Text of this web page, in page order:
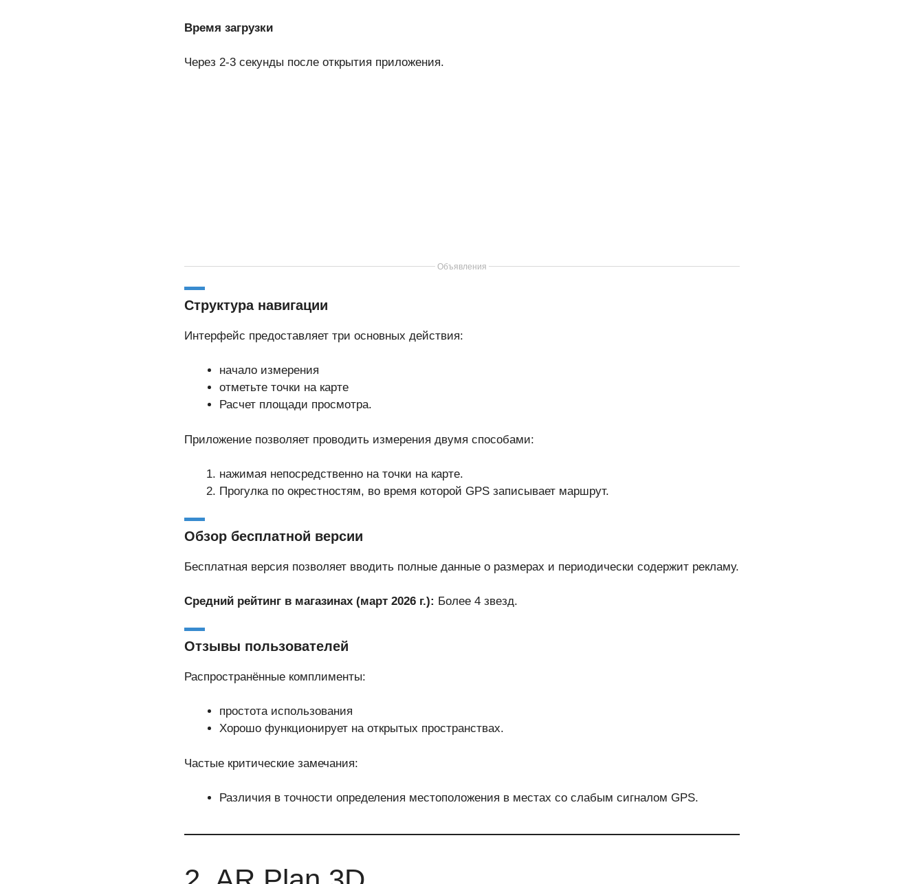
Время загрузки
Через 2-3 секунды после открытия приложения.
Объявления
Структура навигации
Интерфейс предоставляет три основных действия:
начало измерения
отметьте точки на карте
Расчет площади просмотра.
Приложение позволяет проводить измерения двумя способами:
нажимая непосредственно на точки на карте.
Прогулка по окрестностям, во время которой GPS записывает маршрут.
Обзор бесплатной версии
Бесплатная версия позволяет вводить полные данные о размерах и периодически содержит рекламу.
Средний рейтинг в магазинах (март 2026 г.): Более 4 звезд.
Отзывы пользователей
Распространённые комплименты:
простота использования
Хорошо функционирует на открытых пространствах.
Частые критические замечания:
Различия в точности определения местоположения в местах со слабым сигналом GPS.